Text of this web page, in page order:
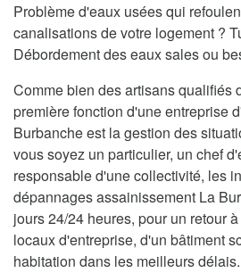
Problème d'eaux usées qui
canalisations de votre logement ?
Débordement des eaux sales ou
Comme bien des artisans qualifiés
première fonction d'une entreprise
Burbanche est la gestion des
vous soyez un particulier, un chef
responsable d'une collectivité, les
dépannages assainissement La
jours 24/24 heures, pour un retour
locaux d'entreprise, d'un bâtiment
habitation dans les meilleurs délais.